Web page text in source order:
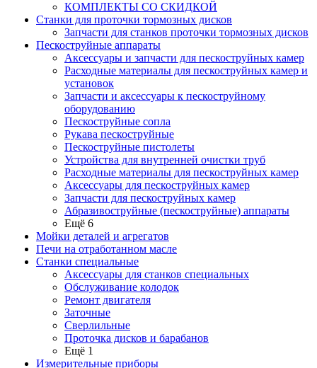
КОМПЛЕКТЫ СО СКИДКОЙ
Станки для проточки тормозных дисков
Запчасти для станков проточки тормозных дисков
Пескоструйные аппараты
Аксессуары и запчасти для пескоструйных камер
Расходные материалы для пескоструйных камер и
установок
Запчасти и аксессуары к пескоструйному
оборудованию
Пескоструйные сопла
Рукава пескоструйные
Пескоструйные пистолеты
Устройства для внутренней очистки труб
Расходные материалы для пескоструйных камер
Аксессуары для пескоструйных камер
Запчасти для пескоструйных камер
Абразивоструйные (пескоструйные) аппараты
Ещё 6
Мойки деталей и агрегатов
Печи на отработанном масле
Станки специальные
Аксессуары для станков специальных
Обслуживание колодок
Ремонт двигателя
Заточные
Сверлильные
Проточка дисков и барабанов
Ещё 1
Измерительные приборы